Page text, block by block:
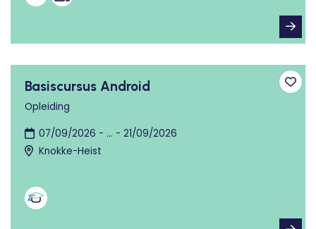
Basiscursus Android
Opleiding
07/09/2026 - ... - 21/09/2026
Knokke-Heist